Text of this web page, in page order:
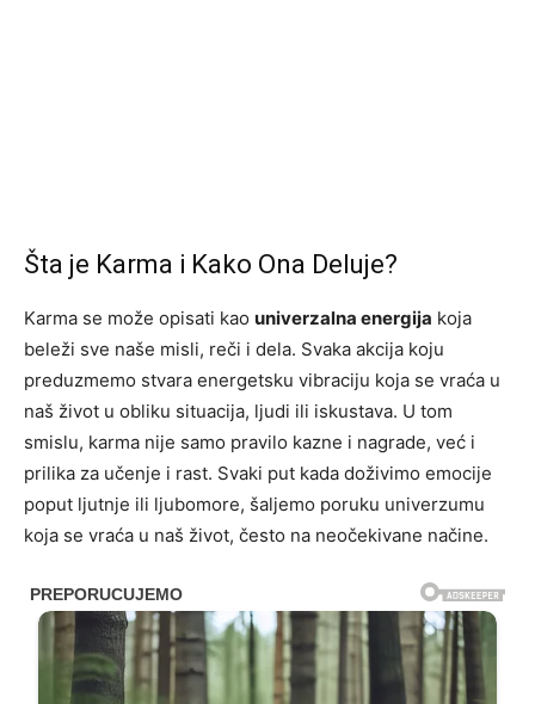
Šta je Karma i Kako Ona Deluje?
Karma se može opisati kao univerzalna energija koja
beleži sve naše misli, reči i dela. Svaka akcija koju
preduzmemo stvara energetsku vibraciju koja se vraća u
naš život u obliku situacija, ljudi ili iskustava. U tom
smislu, karma nije samo pravilo kazne i nagrade, već i
prilika za učenje i rast. Svaki put kada doživimo emocije
poput ljutnje ili ljubomore, šaljemo poruku univerzumu
koja se vraća u naš život, često na neočekivane načine.